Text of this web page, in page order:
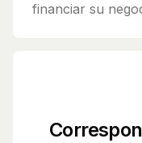
financiar su